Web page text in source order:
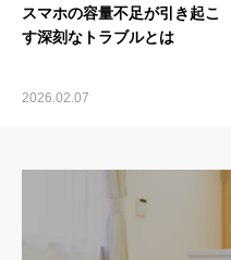
スマホの容量不足が引き起こ
す深刻なトラブルとは
2026.02.07